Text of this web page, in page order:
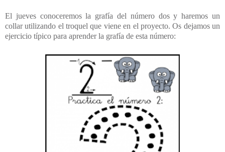
El jueves conoceremos la grafía del número dos y haremos un
collar utilizando el troquel que viene en el proyecto. Os dejamos un
ejercicio típico para aprender la grafía de esta número: